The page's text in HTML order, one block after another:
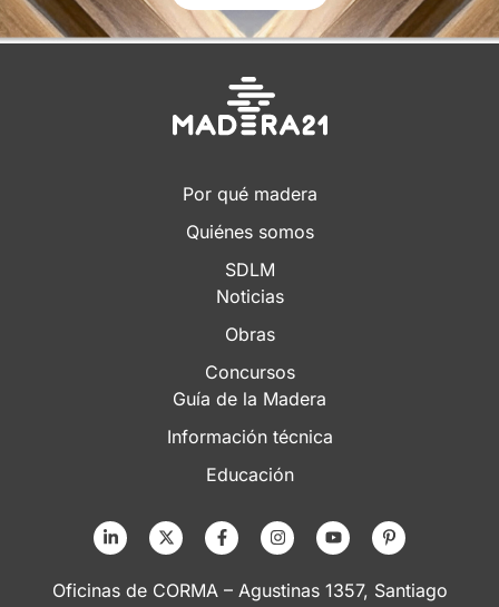
Por qué madera
Quiénes somos
SDLM
Noticias
Obras
Concursos
Guía de la Madera
Información técnica
Educación
Oficinas de CORMA – Agustinas 1357, Santiago